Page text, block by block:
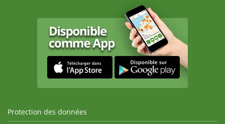
Protection des données